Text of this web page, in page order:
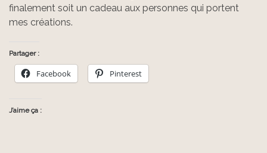
finalement soit un cadeau aux personnes qui portent
mes créations.
Partager :
Facebook Pinterest
J’aime ça :